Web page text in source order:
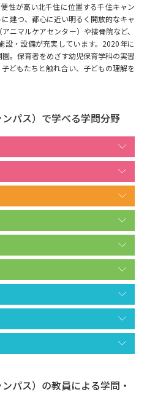
べる
国際・グローバルに強い大学特
奨学金・特待生制度特集
新学年スタート号特集ページ
（高2生用）
べる
実施プログラムから探す
夢ナビライブ
性が高い北千住に位置する千住キャン
建つ、都心に近い明るく開放的なキャ
ニマルケアセンター）や接骨院など、
設・設備が充実しています。2020年に
。保育者をめざす幼児保育学科の実習
どもたちと触れ合い、子どもの理解を
パス）で学べる学問分野
パス）の教員による学問・